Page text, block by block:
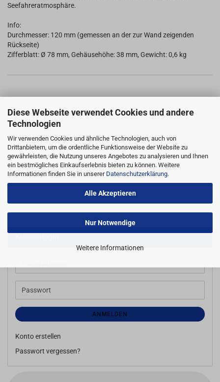
Diese Webseite verwendet Cookies und andere
Technologien
Wir verwenden Cookies und ähnliche Technologien, auch von
Drittanbietern, um die ordentliche Funktionsweise der Website zu
gewährleisten, die Nutzung unseres Angebotes zu analysieren und Ihnen
ein bestmögliches Einkaufserlebnis bieten zu können. Weitere
Informationen finden Sie in unserer Datenschutzerklärung.
Alle Akzeptieren
Nur Notwendige
Weitere Informationen
Seefahreratmosphäre.
Info:
Durchmesser: 120 mm (gemessen an der zur Wand zeigenden
Rückseite)
Zifferblatt: Ø 78 mm, Gehäusehöhe: 38 mm, Gewicht: 0,6 kg
Informationen zum Hersteller
Mail-
Adresse
Passwort
ANMELDEN
Konto erstellen
Passwort vergessen?